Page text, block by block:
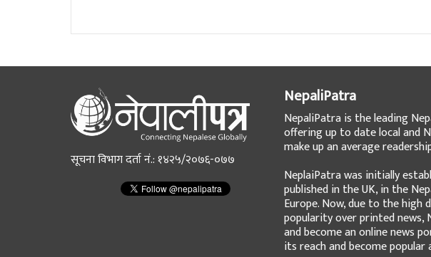
सूचना विभाग दर्ता नं.: १४२५/२०७६-०७७
NepaliPatra
NepaliPatra is the leading
offering up to date local and
make up an average
NeplaiPatra was initially
published in the UK, in the
Europe. Now, due to the
popularity over printed
and become an online news
its reach and become